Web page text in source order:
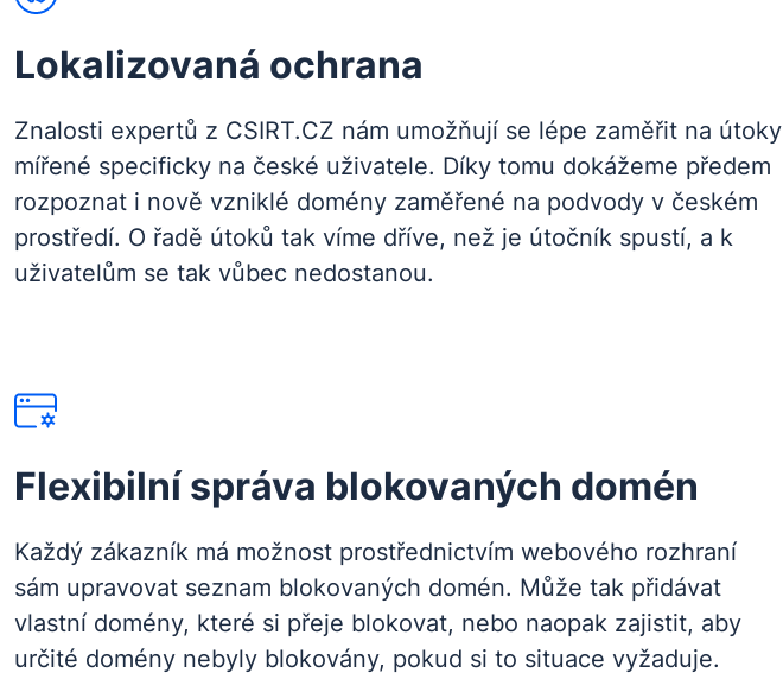
Lokalizovaná ochrana
Znalosti expertů z CSIRT.CZ nám umožňují se lépe zaměřit na útoky
mířené specificky na české uživatele. Díky tomu dokážeme předem
rozpoznat i nově vzniklé domény zaměřené na podvody v českém
prostředí. O řadě útoků tak víme dříve, než je útočník spustí, a k
uživatelům se tak vůbec nedostanou.
Flexibilní správa blokovaných domén
Každý zákazník má možnost prostřednictvím webového rozhraní
sám upravovat seznam blokovaných domén. Může tak přidávat
vlastní domény, které si přeje blokovat, nebo naopak zajistit, aby
určité domény nebyly blokovány, pokud si to situace vyžaduje.